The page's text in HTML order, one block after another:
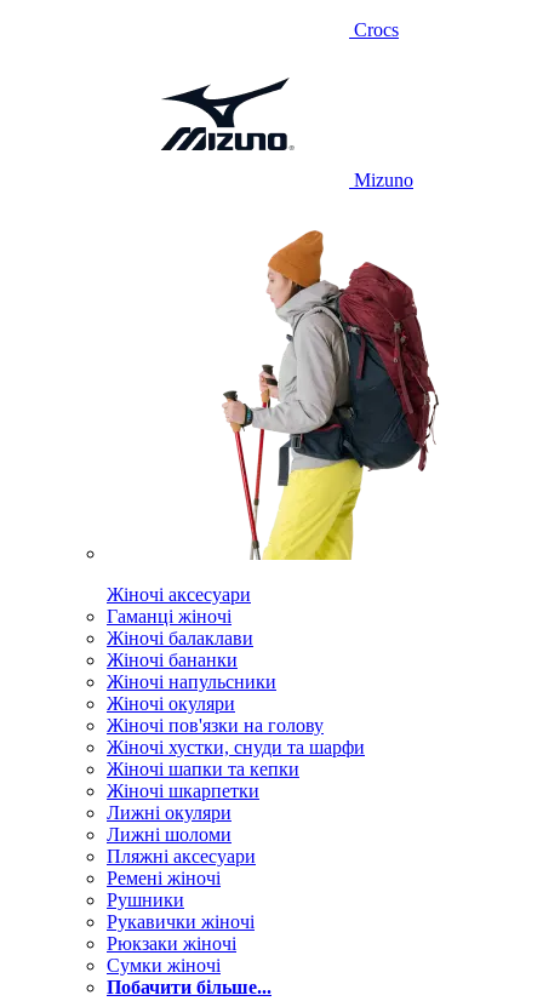
Crocs
Mizuno
Жіночі аксесуари
Гаманці жіночі
Жіночі балаклави
Жіночі бананки
Жіночі напульсники
Жіночі окуляри
Жіночі пов'язки на голову
Жіночі хустки, снуди та шарфи
Жіночі шапки та кепки
Жіночі шкарпетки
Лижні окуляри
Лижні шоломи
Пляжні аксесуари
Ремені жіночі
Рушники
Рукавички жіночі
Рюкзаки жіночі
Сумки жіночі
Побачити більше...